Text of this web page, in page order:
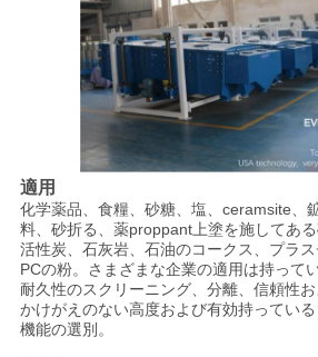
ー
規
約
適用
化学薬品、食糧、砂糖、塩、ceramsite、
料、砂折る、薬proppant上塗を施してあ
活性炭、石灰岩、石油のコークス、プラス
PCの粉。さまざまな企業の適用は持って
耐久性のスクリーニング、分離、信頼性お
かけがえのない高度および有効持っている
機能の選別。